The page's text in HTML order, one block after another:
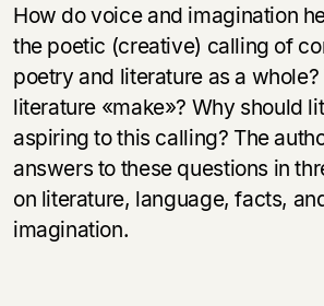
How do voice and imagination
the poetic (creative) calling of
poetry and literature as a
literature «make»? Why should
aspiring to this calling? The
answers to these questions in
on literature, language, facts,
imagination.